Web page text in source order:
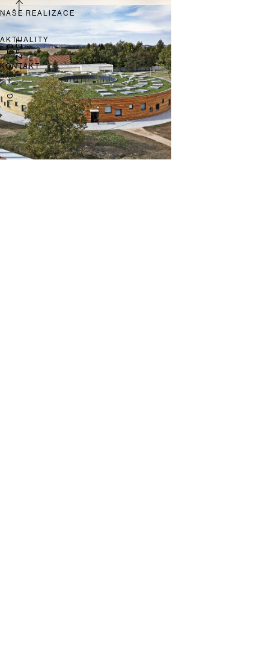
FB
IG
NAŠE REALIZACE
AKTUALITY
KONTAKT
ZPĚT